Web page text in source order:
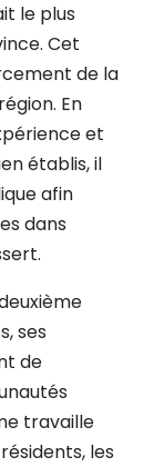
le plus
Cet
de la
En
et
établis, il
afin
dans
ses
de
travaille
les